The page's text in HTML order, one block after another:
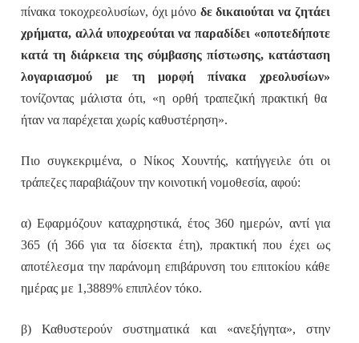
πίνακα τοκοχρεολυσίων, όχι μόνο δε δικαιούται να ζητάει
χρήματα, αλλά υποχρεούται να παραδίδει «οποτεδήποτε
κατά τη διάρκεια της σύμβασης πίστωσης, κατάσταση
λογαριασμού με τη μορφή πίνακα χρεολυσίων»
τονίζοντας μάλιστα ότι, «η ορθή τραπεζική πρακτική θα
ήταν να παρέχεται χωρίς καθυστέρηση».
Πιο συγκεκριμένα, ο Νίκος Χουντής, κατήγγειλε ότι οι
τράπεζες παραβιάζουν την κοινοτική νομοθεσία, αφού:
α) Εφαρμόζουν καταχρηστικά, έτος 360 ημερών, αντί για
365 (ή 366 για τα δίσεκτα έτη), πρακτική που έχει ως
αποτέλεσμα την παράνομη επιβάρυνση του επιτοκίου κάθε
ημέρας με 1,3889% επιπλέον τόκο.
β) Καθυστερούν συστηματικά και «ανεξήγητα», στην